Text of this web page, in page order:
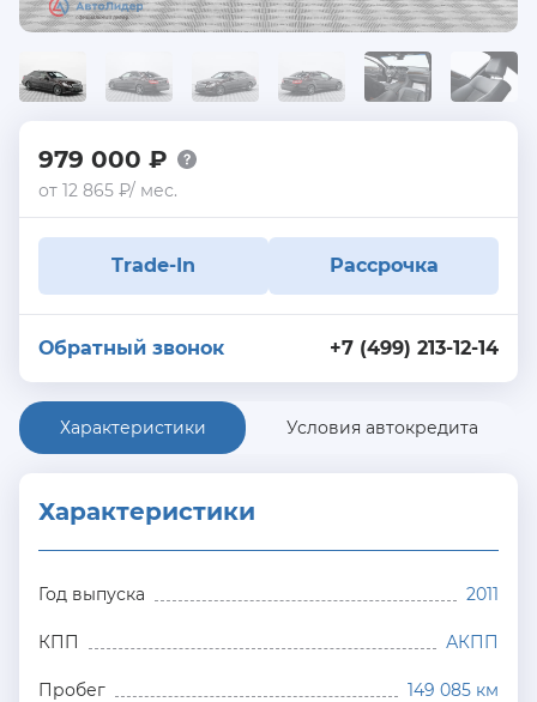
979 000 ₽
от 12 865 ₽/ мес.
Trade-In Рассрочка
+7 (499) 213-12-14
Обратный звонок
Характеристики Условия автокредита
Характеристики
Год выпуска 2011
КПП АКПП
Пробег 149 085 км